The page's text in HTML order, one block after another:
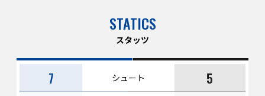
STATICS
スタッツ
7
シュート 5